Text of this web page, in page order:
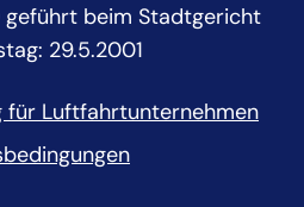
geführt beim Stadtgericht
29.5.2001
für Luftfahrtunternehmen